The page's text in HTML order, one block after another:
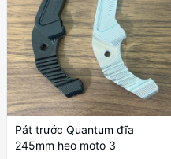
Pát trước Quantum đĩa
245mm heo moto 3